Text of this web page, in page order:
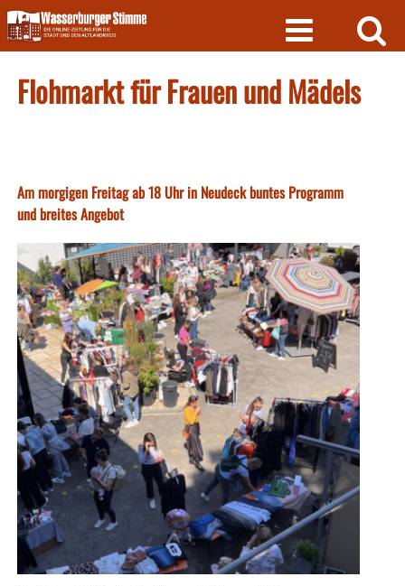
Skip
to
content
Flohmarkt für Frauen und Mädels
Am morgigen Freitag ab 18 Uhr in Neudeck buntes Programm
und breites Angebot